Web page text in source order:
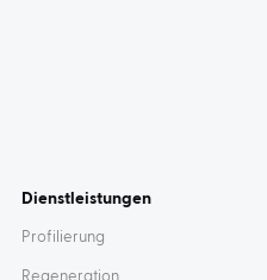
Dienstleistungen
Profilierung
Regeneration